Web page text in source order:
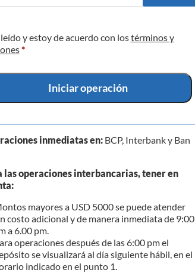
y estoy de acuerdo con lostérminos y
*
Iniciar operación
inmediatas en: BCP, Interbank y Ban
las operaciones interbancarias, tener en
mayores a USD 5000 se puede atender
costo adicional y de manera inmediata de 9:00
a 6.00 pm.
operaciones después de las 6:00 pm el
se visualizará al día siguiente hábil, en el
indicado en el punto 1.